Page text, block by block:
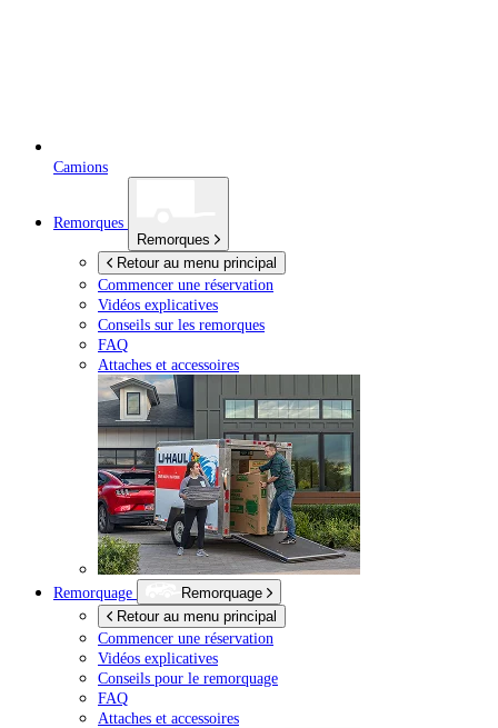
Camions
Remorques
Remorques
Retour au menu principal
Commencer une réservation
Vidéos explicatives
Conseils sur les remorques
FAQ
Attaches et accessoires
Remorquage
Remorquage
Retour au menu principal
Commencer une réservation
Vidéos explicatives
Conseils pour le remorquage
FAQ
Attaches et accessoires